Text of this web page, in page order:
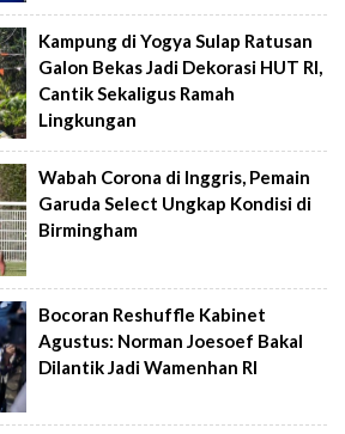
Kampung di Yogya Sulap Ratusan
Galon Bekas Jadi Dekorasi HUT RI,
Cantik Sekaligus Ramah
Lingkungan
Wabah Corona di Inggris, Pemain
Garuda Select Ungkap Kondisi di
Birmingham
Bocoran Reshuffle Kabinet
Agustus: Norman Joesoef Bakal
Dilantik Jadi Wamenhan RI